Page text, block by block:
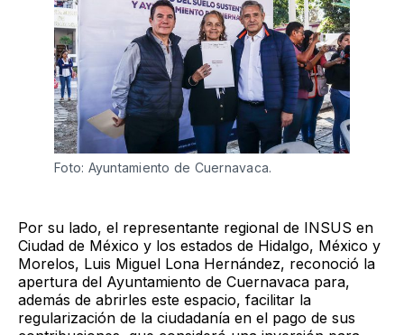
Foto: Ayuntamiento de Cuernavaca.
Por su lado, el representante regional de INSUS en
Ciudad de México y los estados de Hidalgo, México y
Morelos, Luis Miguel Lona Hernández, reconoció la
apertura del Ayuntamiento de Cuernavaca para,
además de abrirles este espacio, facilitar la
regularización de la ciudadanía en el pago de sus